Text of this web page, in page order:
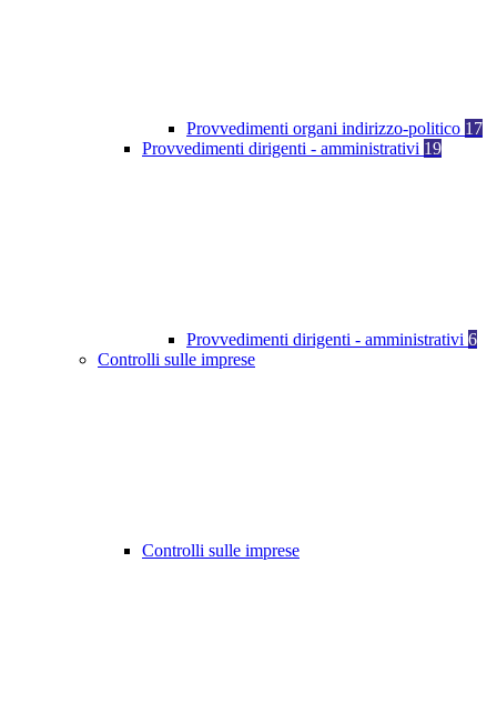
Provvedimenti organi indirizzo-politico 17
Provvedimenti dirigenti - amministrativi 19
Provvedimenti dirigenti - amministrativi 6
Controlli sulle imprese
Controlli sulle imprese